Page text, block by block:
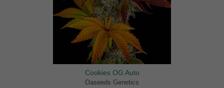
Cookies OG Auto
Oaseeds Genetics